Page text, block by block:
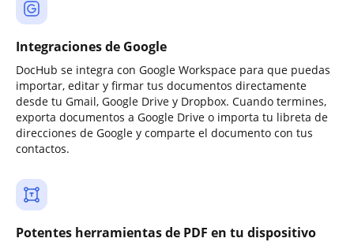
Integraciones de Google
DocHub se integra con Google Workspace para que puedas
importar, editar y firmar tus documentos directamente
desde tu Gmail, Google Drive y Dropbox. Cuando termines,
exporta documentos a Google Drive o importa tu libreta de
direcciones de Google y comparte el documento con tus
contactos.
Potentes herramientas de PDF en tu dispositivo